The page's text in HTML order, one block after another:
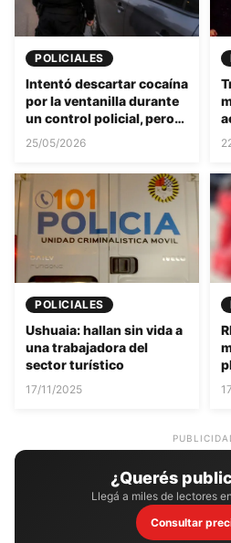
POLICIALES
Intentó descartar cocaína
por la ventanilla durante
un control policial, pero
fue detenido en el acto y
se constató que tenía
antecedentes.
25/05/2026
POLICIALES
Ushuaia: hallan sin vida a
una trabajadora del
sector turístico
17/11/2025
¿Querés
Llegá a miles de lectores
Consultar